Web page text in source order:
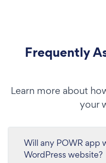
Frequently
Learn more about
your
Will any POWR app
WordPress website?